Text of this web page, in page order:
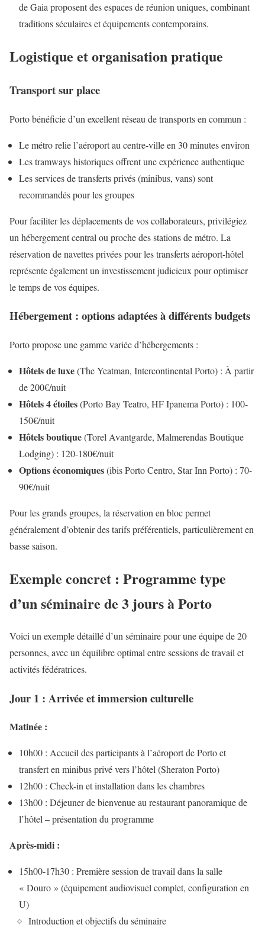
de Gaia proposent des espaces de réunion uniques, combinant
traditions séculaires et équipements contemporains.
Logistique et organisation pratique
Transport sur place
Porto bénéficie d’un excellent réseau de transports en commun :
Le métro relie l’aéroport au centre-ville en 30 minutes environ
Les tramways historiques offrent une expérience authentique
Les services de transferts privés (minibus, vans) sont
recommandés pour les groupes
Pour faciliter les déplacements de vos collaborateurs, privilégiez
un hébergement central ou proche des stations de métro. La
réservation de navettes privées pour les transferts aéroport-hôtel
représente également un investissement judicieux pour optimiser
le temps de vos équipes.
Hébergement : options adaptées à différents budgets
Porto propose une gamme variée d’hébergements :
Hôtels de luxe(The Yeatman, Intercontinental Porto) : À partir
de 200€/nuit
Hôtels 4 étoiles(Porto Bay Teatro, HF Ipanema Porto) : 100-
150€/nuit
Hôtels boutique(Torel Avantgarde, Malmerendas Boutique
Lodging) : 120-180€/nuit
Options économiques(ibis Porto Centro, Star Inn Porto) : 70-
90€/nuit
Pour les grands groupes, la réservation en bloc permet
généralement d’obtenir des tarifs préférentiels, particulièrement en
basse saison.
Exemple concret : Programme type
d’un séminaire de 3 jours à Porto
Voici un exemple détaillé d’un séminaire pour une équipe de 20
personnes, avec un équilibre optimal entre sessions de travail et
activités fédératrices.
Jour 1 : Arrivée et immersion culturelle
Matinée :
10h00 : Accueil des participants à l’aéroport de Porto et
transfert en minibus privé vers l’hôtel (Sheraton Porto)
12h00 : Check-in et installation dans les chambres
13h00 : Déjeuner de bienvenue au restaurant panoramique de
l’hôtel – présentation du programme
Après-midi :
15h00-17h30 : Première session de travail dans la salle
« Douro » (équipement audiovisuel complet, configuration en
U)
Introduction et objectifs du séminaire